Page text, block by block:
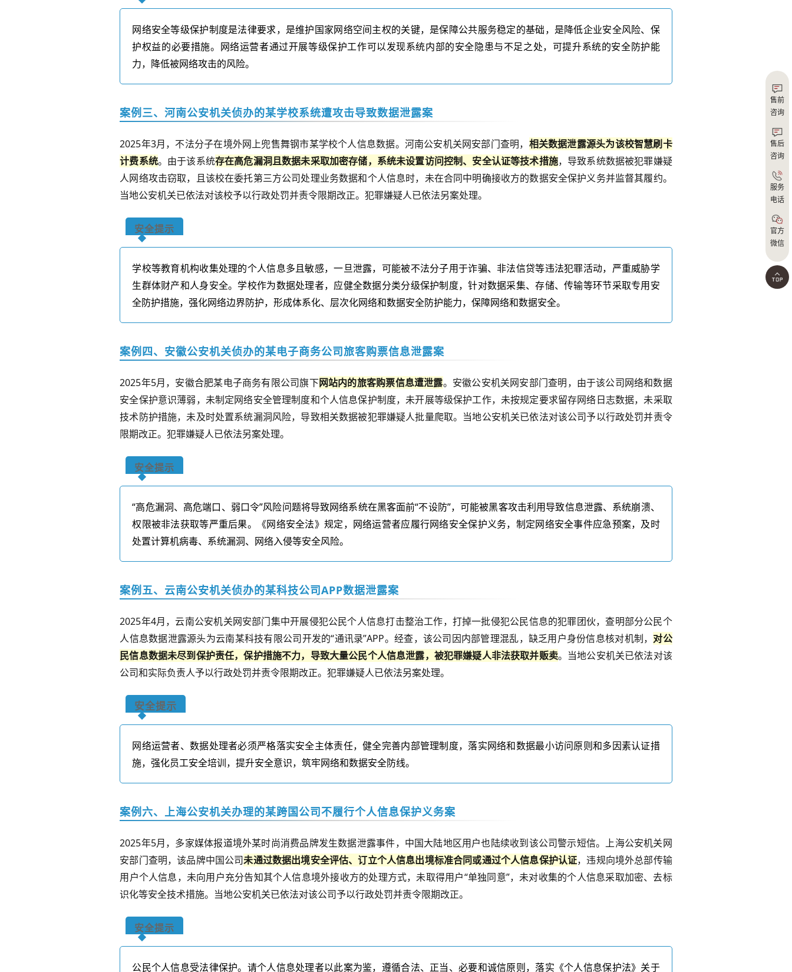
网络安全等级保护制度是法律要求，是维护国家网络空间主权的关键，是保障公共服务稳定的基础，是降低企业安全风险、保
护权益的必要措施。网络运营者通过开展等级保护工作可以发现系统内部的安全隐患与不足之处，可提升系统的安全防护能
力，降低被网络攻击的风险。
案例三、河南公安机关侦办的某学校系统遭攻击导致数据泄露案
2025年3月，不法分子在境外网上兜售舞钢市某学校个人信息数据。河南公安机关网安部门查明， 相关数据泄露源头为该校智慧刷卡
计费系统。由于该系统存在高危漏洞且数据未采取加密存储，系统未设置访问控制、安全认证等技术措施，导致系统数据被犯罪嫌疑
人网络攻击窃取，且该校在委托第三方公司处理业务数据和个人信息时，未在合同中明确接收方的数据安全保护义务并监督其履约。
当地公安机关已依法对该校予以行政处罚并责令限期改正。犯罪嫌疑人已依法另案处理。
安全提示
学校等教育机构收集处理的个人信息多且敏感，一旦泄露，可能被不法分子用于诈骗、非法信贷等违法犯罪活动，严重威胁学
生群体财产和人身安全。学校作为数据处理者，应健全数据分类分级保护制度，针对数据采集、存储、传输等环节采取专用安
全防护措施，强化网络边界防护，形成体系化、层次化网络和数据安全防护能力，保障网络和数据安全。
案例四、安徽公安机关侦办的某电子商务公司旅客购票信息泄露案
2025年5月，安徽合肥某电子商务有限公司旗下网站内的旅客购票信息遭泄露。安徽公安机关网安部门查明，由于该公司网络和数据
安全保护意识薄弱，未制定网络安全管理制度和个人信息保护制度，未开展等级保护工作，未按规定要求留存网络日志数据，未采取
技术防护措施，未及时处置系统漏洞风险，导致相关数据被犯罪嫌疑人批量爬取。当地公安机关已依法对该公司予以行政处罚并责令
限期改正。犯罪嫌疑人已依法另案处理。
安全提示
“高危漏洞、高危端口、弱口令”风险问题将导致网络系统在黑客面前“不设防”，可能被黑客攻击利用导致信息泄露、系统崩溃、
权限被非法获取等严重后果。《网络安全法》规定，网络运营者应履行网络安全保护义务，制定网络安全事件应急预案，及时
处置计算机病毒、系统漏洞、网络入侵等安全风险。
案例五、云南公安机关侦办的某科技公司APP数据泄露案
2025年4月，云南公安机关网安部门集中开展侵犯公民个人信息打击整治工作，打掉一批侵犯公民信息的犯罪团伙，查明部分公民个
人信息数据泄露源头为云南某科技有限公司开发的“通讯录”APP。经查，该公司因内部管理混乱，缺乏用户身份信息核对机制， 对公
民信息数据未尽到保护责任，保护措施不力，导致大量公民个人信息泄露，被犯罪嫌疑人非法获取并贩卖。当地公安机关已依法对该
公司和实际负责人予以行政处罚并责令限期改正。犯罪嫌疑人已依法另案处理。
安全提示
网络运营者、数据处理者必须严格落实安全主体责任，健全完善内部管理制度，落实网络和数据最小访问原则和多因素认证措
施，强化员工安全培训，提升安全意识，筑牢网络和数据安全防线。
案例六、上海公安机关办理的某跨国公司不履行个人信息保护义务案
2025年5月，多家媒体报道境外某时尚消费品牌发生数据泄露事件，中国大陆地区用户也陆续收到该公司警示短信。上海公安机关网
安部门查明，该品牌中国公司未通过数据出境安全评估、订立个人信息出境标准合同或通过个人信息保护认证，违规向境外总部传输
用户个人信息，未向用户充分告知其个人信息境外接收方的处理方式，未取得用户“单独同意”，未对收集的个人信息采取加密、去标
识化等安全技术措施。当地公安机关已依法对该公司予以行政处罚并责令限期改正。
安全提示
公民个人信息受法律保护。请个人信息处理者以此案为鉴，遵循合法、正当、必要和诚信原则，落实《个人信息保护法》关于
售前
咨询
售后
咨询
服务
电话
官方
微信